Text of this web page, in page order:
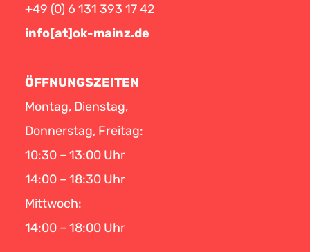
+49 (0) 6 131 393 17 42
info[at]ok-mainz.de
ÖFFNUNGSZEITEN
Montag, Dienstag,
Donnerstag, Freitag:
10:30 – 13:00 Uhr
14:00 – 18:30 Uhr
Mittwoch:
14:00 – 18:00 Uhr